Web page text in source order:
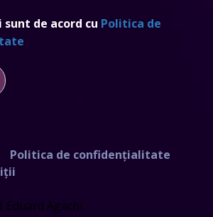
de acord cu Politica de
Politica de confidențialitate
Agachi